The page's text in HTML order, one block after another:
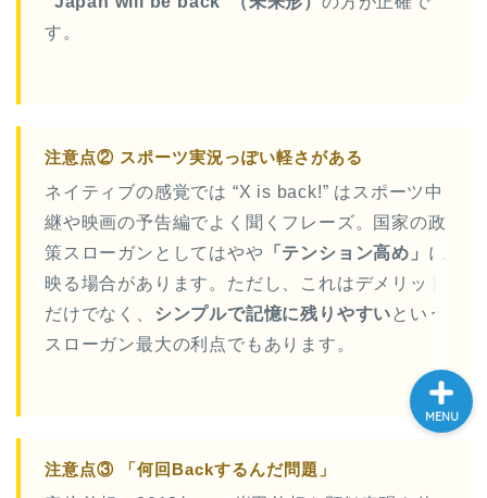
す。
注意点② スポーツ実況っぽい軽さがある
ネイティブの感覚では “X is back!” はスポーツ中
継や映画の予告編でよく聞くフレーズ。国家の政
策スローガンとしてはやや 「テンション高め」 に
映る場合があります。ただし、これはデメリット
だけでなく、
シンプルで記憶に残りやすい という
スローガン最大の利点でもあります。
注意点③ 「何回Backするんだ問題」
MENU
ズ集
過去記事
CONTACT